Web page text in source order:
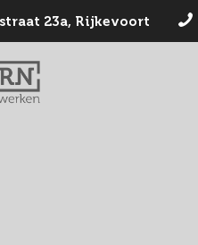
23a, Rijkevoort